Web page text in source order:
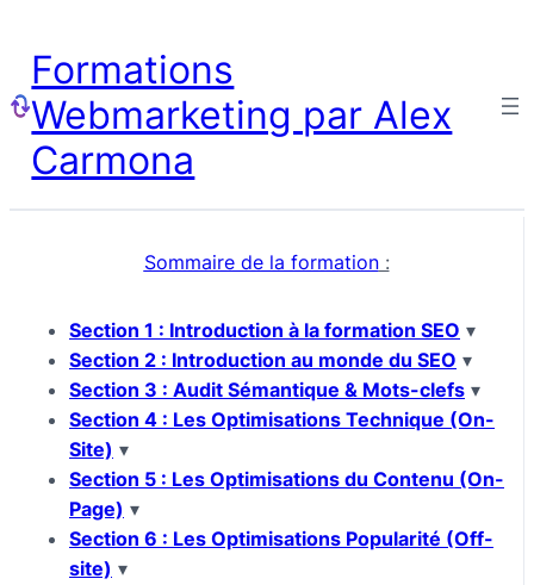
Formations
Webmarketing par Alex
Carmona
Sommaire de la formation:
Section 1 : Introduction à la formation SEO ▾
Section 2 : Introduction au monde du SEO ▾
Section 3 : Audit Sémantique & Mots-clefs ▾
Section 4 : Les Optimisations Technique (On-
Site) ▾
Section 5 : Les Optimisations du Contenu (On-
Page) ▾
Section 6 : Les Optimisations Popularité (Off-
site) ▾